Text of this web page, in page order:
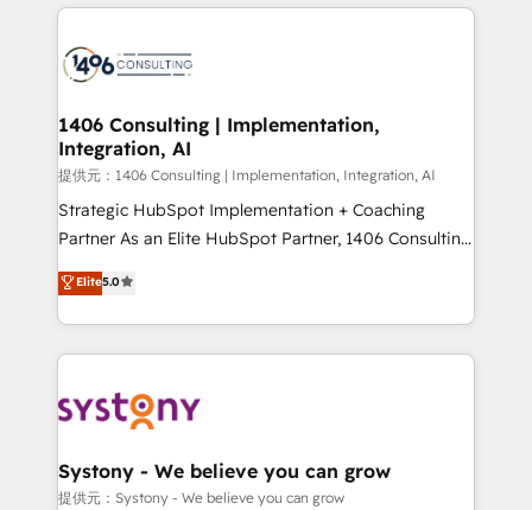
help businesses grow through technology, creativity,
500+ HubSpot implementations, building end-to-
inbound and loop marketing, content, and digital
creativity. Our multicultural team works in Spanish,
Portuguese, and English to design scalable strategies
that drive measurable growth. 🌎 Highlights: • 10+
years as a HubSpot partner. • 2023 Impact Awards:
Year LATAM 2022, 2023, 2024, 2025. • Partner of the
Year 2024. • Organizer of Aliados.ai (AI, marketing &
you grow faster, smarter, and with impact.
1406 Consulting | Implementation,
Integration, AI
提供元：1406 Consulting | Implementation, Integration, AI
Strategic HubSpot Implementation + Coaching
Partner As an Elite HubSpot Partner, 1406 Consulting
helps mid-market revenue teams transform how
they sell, market, and serve. We don't just build your
HubSpot—we teach your team to own it, then stay
to help you keep winning. What We Do ⚙️ CRM
Data & Content 📈 Sales & Marketing Alignment +
Agent Creation 🔄 Custom Integrations & Data
Migration Why 1406 We become part of your team.
Elite5.0
Systony - We believe you can grow
提供元：Systony - We believe you can grow